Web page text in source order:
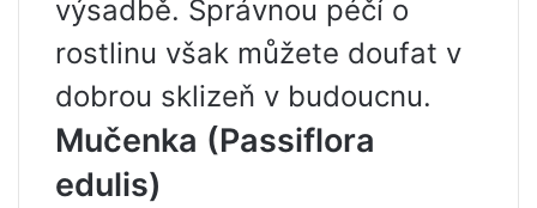
výsadbě. Správnou péčí o
rostlinu však můžete doufat v
dobrou sklizeň v budoucnu.
Mučenka (Passiflora
edulis)